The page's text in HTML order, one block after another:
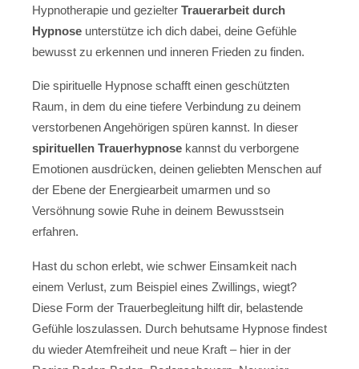
Hypnotherapie und gezielter Trauerarbeit durch
Hypnose unterstütze ich dich dabei, deine Gefühle
bewusst zu erkennen und inneren Frieden zu finden.
Die spirituelle Hypnose schafft einen geschützten
Raum, in dem du eine tiefere Verbindung zu deinem
verstorbenen Angehörigen spüren kannst. In dieser
spirituellen Trauerhypnose kannst du verborgene
Emotionen ausdrücken, deinen geliebten Menschen auf
der Ebene der Energiearbeit umarmen und so
Versöhnung sowie Ruhe in deinem Bewusstsein
erfahren.
Hast du schon erlebt, wie schwer Einsamkeit nach
einem Verlust, zum Beispiel eines Zwillings, wiegt?
Diese Form der Trauerbegleitung hilft dir, belastende
Gefühle loszulassen. Durch behutsame Hypnose findest
du wieder Atemfreiheit und neue Kraft – hier in der